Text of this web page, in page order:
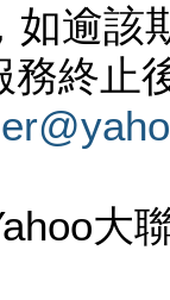
如逾該
務終止
大